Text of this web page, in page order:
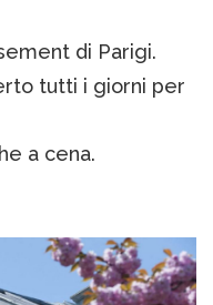
di Parigi.
tutti i giorni per
a cena.